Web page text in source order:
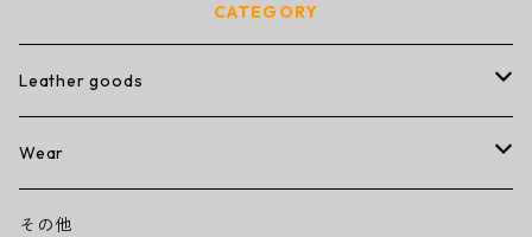
CATEGORY
Leather goods
wallet
ミニミニウォレット
その他
Wear
T-shirt
その他